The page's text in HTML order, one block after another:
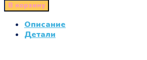
В корзину
Описание
Детали